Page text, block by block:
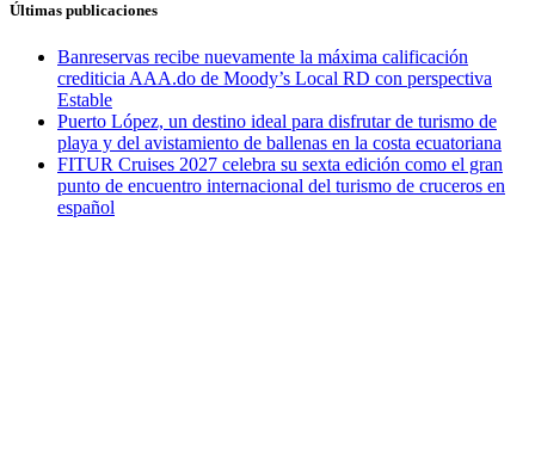
Últimas publicaciones
Banreservas recibe nuevamente la máxima calificación
crediticia AAA.do de Moody’s Local RD con perspectiva
Estable
Puerto López, un destino ideal para disfrutar de turismo de
playa y del avistamiento de ballenas en la costa ecuatoriana
FITUR Cruises 2027 celebra su sexta edición como el gran
punto de encuentro internacional del turismo de cruceros en
español